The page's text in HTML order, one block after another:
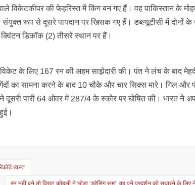
विकेटकीपर की फेहरिस्त में किंग बन गए हैं। वह पाकिस्तान के
रूप से दूसरे पायदान पर खिसक गए हैं। डब्ल्यूटीसी में दोनों के
डिकॉक (2) तीसरे स्थान पर हैं।
के लिए 167 रन की अहम साझेदारी की। पंत ने लंच के बाद मेहदी
का सामना करने के बाद 10 चौके और चार सिक्स मारे। गिल
दूसरी पारी 64 ओवर में 287/4 के स्कोर पर घोषित की। भारत ने
ध्वस्त